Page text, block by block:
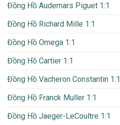
Đồng Hồ Audemars Piguet 1:1
Đồng Hồ Richard Mille 1:1
Đồng Hồ Omega 1:1
Đồng Hồ Cartier 1:1
Đồng Hồ Vacheron Constantin 1:1
Đồng Hồ Franck Muller 1:1
Đồng Hồ Jaeger-LeCoultre 1:1